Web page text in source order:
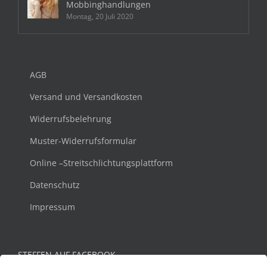
Mobbinghandlungen
Montag, 20 Juli 2020
AGB
Versand und Versandkosten
Widerrufsbelehrung
Muster-Widerrufsformular
Online –Streitschlichtungsplattform
Datenschutz
Impressum
STEFFEN AUF FACEBOOK